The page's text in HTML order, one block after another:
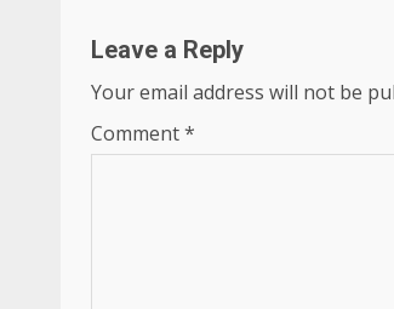
Leave a Reply
Your email address will not be
Comment*